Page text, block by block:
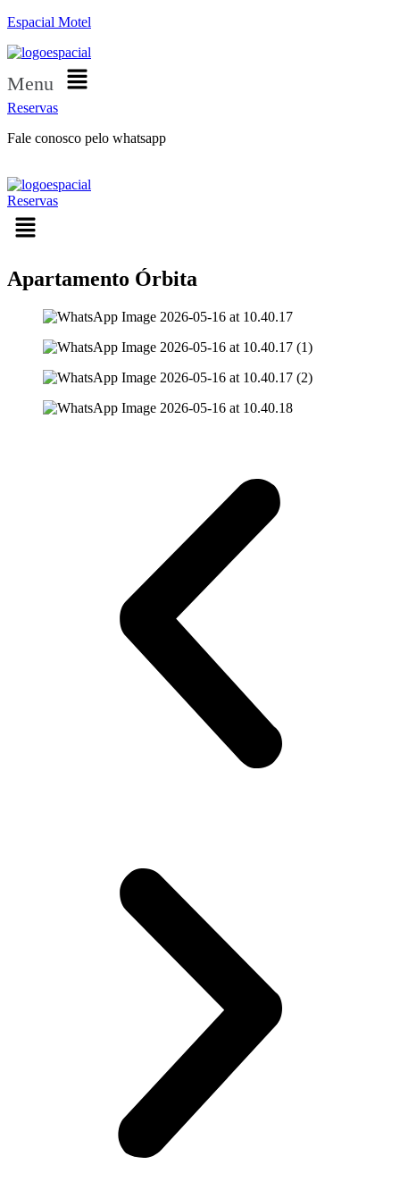
Espacial Motel
Menu
Reservas
Fale conosco pelo whatsapp
Reservas
Apartamento Órbita